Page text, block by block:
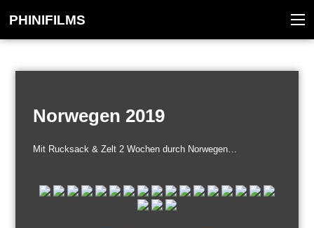
Inhalt
PHINIFILMS
Norwegen 2019
Mit Rucksack & Zelt 2 Wochen durch Norwegen…